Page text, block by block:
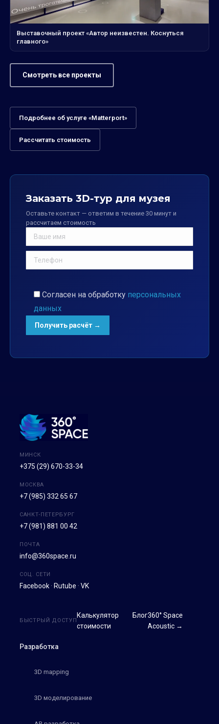
Выставочный проект «Автор неизвестен. Коснуться
главного»
Смотреть все проекты
Подробнее об услуге «Matterport»
Рассчитать стоимость
Заказать 3D-тур для музея
Оставьте контакт — ответим в течение 30 минут и
рассчитаем стоимость
Согласен на обработку персональных
данных
МИНСК
+375 (29) 670-33-34
МОСКВА
+7 (985) 332 65 67
САНКТ-ПЕТЕРБУРГ
+7 (981) 881 00 42
ПОЧТА
info@360space.ru
СОЦ. СЕТИ
Facebook · Rutube · VK
Разработка
3D mapping
3D моделирование
БЫСТРЫЙ ДОСТУП
Калькулятор
стоимости
Блог360° Space
Acoustic →